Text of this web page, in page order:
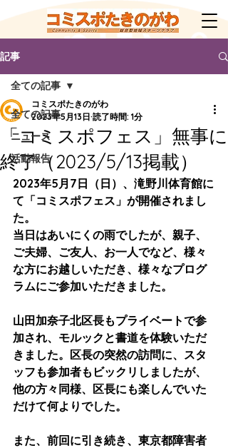
記事
全ての記事
ニュース
活動報告
全ての記事
「コミスポフェス」無事に
終了（2023/5/13掲載）
コミスポたきのがわ
2023年5月13日 読了時間: 1分
2023年5月7日（日）、滝野川体育館に
て「コミスポフェス」が開催されまし
た。
当日はあいにくの雨でしたが、親子、
ご夫婦、ご友人、お一人でなど、様々
な方にお越しいただき、様々なプログ
ラムにご参加いただきました。
山田加奈子北区長もプライベートで参
加され、モルックと書道を体験いただ
きました。区長の突然の訪問に、スタ
ッフも参加者もビックリしましたが、
他の方々同様、区長にも楽しんでいた
だけて何よりでした。
また、前回に引き続き、東京都障害者